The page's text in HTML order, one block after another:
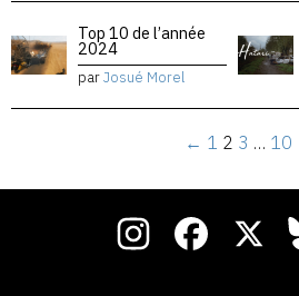
Top 10 de l’année
2024
parJosué Morel
← 1 2 3 … 10